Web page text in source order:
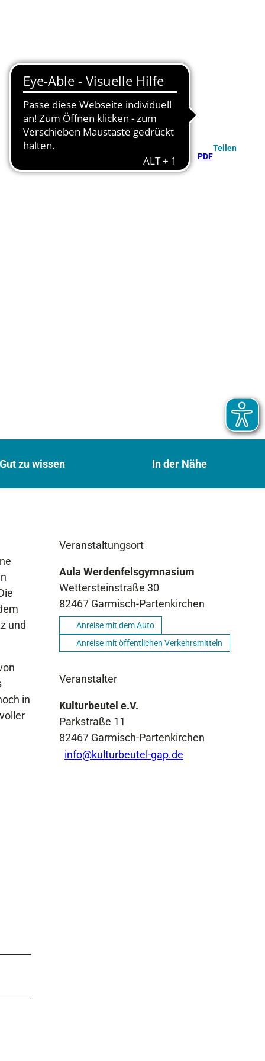
PDF
Teilen
Gut zu wissen In der Nähe
und
in
Veranstaltungsort
Aula Werdenfelsgymnasium
Wettersteinstraße 30
82467 Garmisch-Partenkirchen
Anreise mit dem Auto
Anreise mit öffentlichen Verkehrsmitteln
Veranstalter
Kulturbeutel e.V.
Parkstraße 11
82467 Garmisch-Partenkirchen
info@kulturbeutel-gap.de